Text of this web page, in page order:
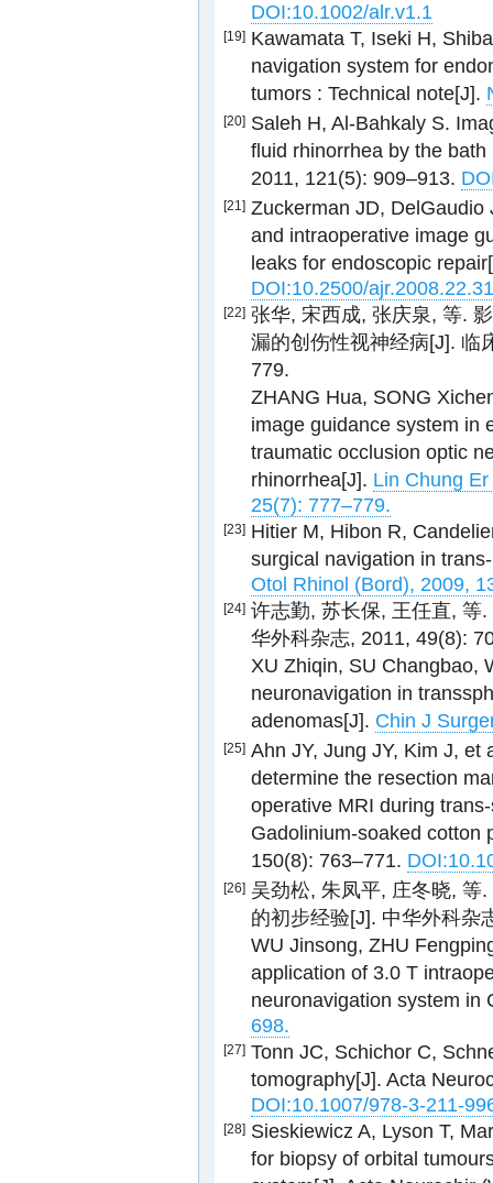
DOI:10.1002/alr.v1.1
[19] Kawamata T, Iseki H,
navigation system for
tumors : Technical note[J].
[20] Saleh H, Al-Bahkaly S.
fluid rhinorrhea by the
2011, 121(5): 909–913.
[21] Zuckerman JD,
and intraoperative image
leaks for endoscopic
DOI:10.2500/
[22] 张华, 宋西成, 张庆泉, 等.
漏的创伤性视神经病[J]. 临
779.
ZHANG Hua, SONG
image guidance system in
traumatic occlusion optic
rhinorrhea[J]. Lin Chung
25(7): 777–779.
[23] Hitier M, Hibon R,
surgical navigation in
Otol Rhinol (Bord), 2009,
[24] 许志勤, 苏长保, 王任直, 等
华外科杂志, 2011, 49(8):
XU Zhiqin, SU Changbao,
neuronavigation in
adenomas[J]. Chin J
[25] Ahn JY, Jung JY, Kim J, et
determine the resection
operative MRI during
Gadolinium-soaked cotton
150(8): 763–771.
[26] 吴劲松, 朱凤平, 庄冬晓, 等
的初步经验[J]. 中华外科杂
WU Jinsong, ZHU
application of 3.0 T
neuronavigation system in
698.
[27] Tonn JC, Schichor C,
tomography[J]. Acta
DOI:10.1007/978-3-211-
[28] Sieskiewicz A, Lyson T,
for biopsy of orbital